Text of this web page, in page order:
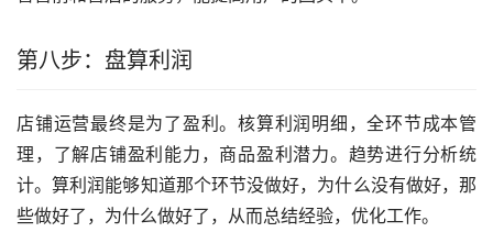
第八步：盘算利润
店铺运营最终是为了盈利。核算利润明细，全环节成本管
理，了解店铺盈利能力，商品盈利潜力。趋势进行分析统
计。算利润能够知道那个环节没做好，为什么没有做好，那
些做好了，为什么做好了，从而总结经验，优化工作。